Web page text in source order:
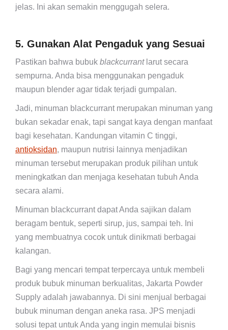
jelas. Ini akan semakin menggugah selera.
5. Gunakan Alat Pengaduk yang Sesuai
Pastikan bahwa bubuk blackcurrantlarut secara
sempurna. Anda bisa menggunakan pengaduk
maupun blender agar tidak terjadi gumpalan.
Jadi, minuman blackcurrant merupakan minuman yang
bukan sekadar enak, tapi sangat kaya dengan manfaat
bagi kesehatan. Kandungan vitamin C tinggi,
antioksidan, maupun nutrisi lainnya menjadikan
minuman tersebut merupakan produk pilihan untuk
meningkatkan dan menjaga kesehatan tubuh Anda
secara alami.
Minuman blackcurrant dapat Anda sajikan dalam
beragam bentuk, seperti sirup, jus, sampai teh. Ini
yang membuatnya cocok untuk dinikmati berbagai
kalangan.
Bagi yang mencari tempat terpercaya untuk membeli
produk bubuk minuman berkualitas, Jakarta Powder
Supply adalah jawabannya. Di sini menjual berbagai
bubuk minuman dengan aneka rasa. JPS menjadi
solusi tepat untuk Anda yang ingin memulai bisnis